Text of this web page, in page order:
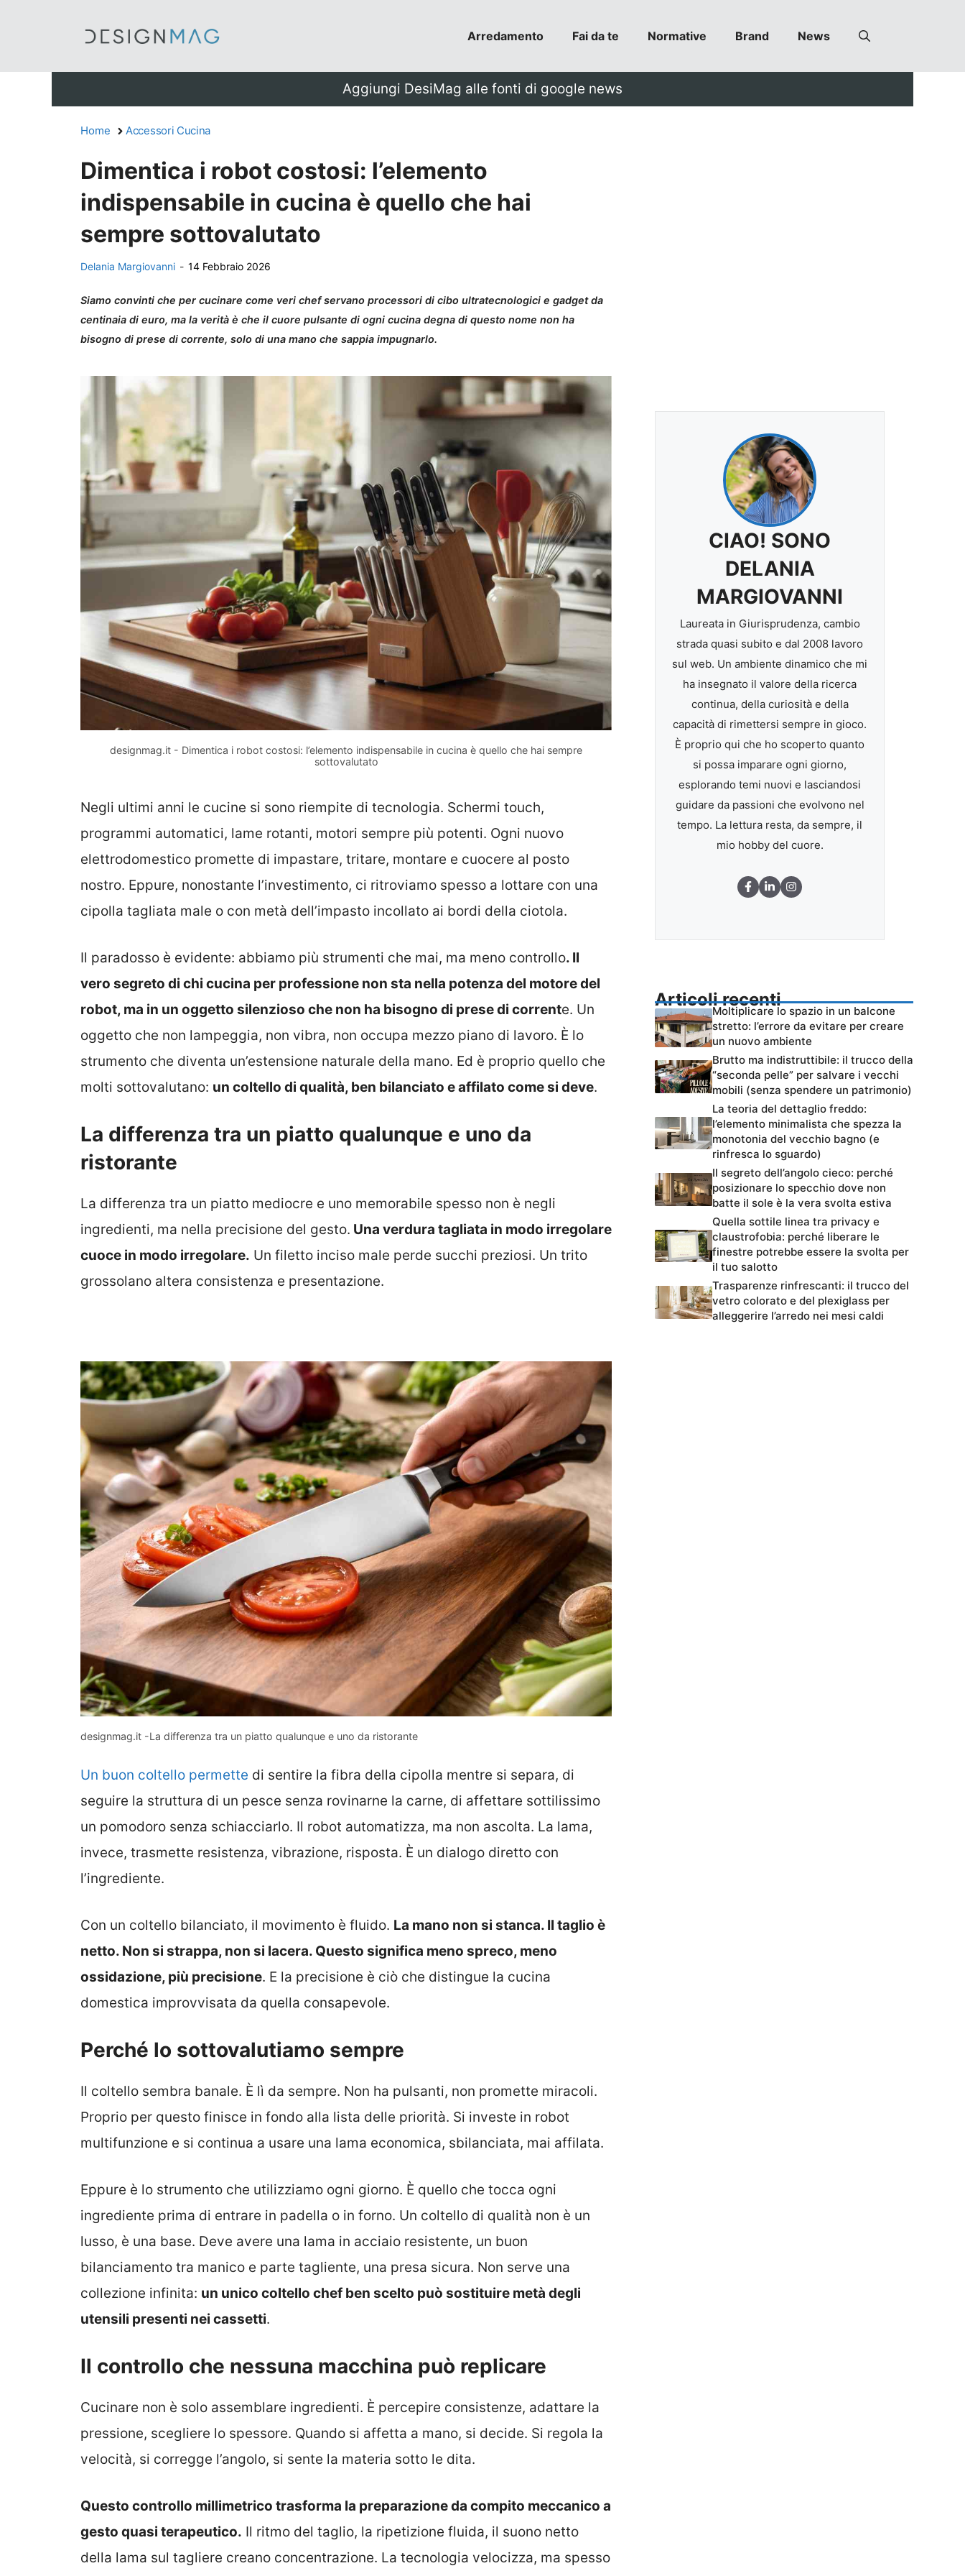
Arredamento Fai da te Normative Brand News
Aggiungi DesiMag alle fonti di google news
Home Accessori Cucina
Dimentica i robot costosi: l’elemento
indispensabile in cucina è quello che hai
sempre sottovalutato
Delania Margiovanni - 14 Febbraio 2026
Siamo convinti che per cucinare come veri chef servano processori di cibo ultratecnologici e gadget da
centinaia di euro, ma la verità è che il cuore pulsante di ogni cucina degna di questo nome non ha
bisogno di prese di corrente, solo di una mano che sappia impugnarlo.
designmag.it - Dimentica i robot costosi: l’elemento indispensabile in cucina è quello che hai sempre
sottovalutato
Negli ultimi anni le cucine si sono riempite di tecnologia. Schermi touch,
programmi automatici, lame rotanti, motori sempre più potenti. Ogni nuovo
elettrodomestico promette di impastare, tritare, montare e cuocere al posto
nostro. Eppure, nonostante l’investimento, ci ritroviamo spesso a lottare con una
cipolla tagliata male o con metà dell’impasto incollato ai bordi della ciotola.
Il paradosso è evidente: abbiamo più strumenti che mai, ma meno controllo. Il
vero segreto di chi cucina per professione non sta nella potenza del motore del
robot, ma in un oggetto silenzioso che non ha bisogno di prese di corrente. Un
oggetto che non lampeggia, non vibra, non occupa mezzo piano di lavoro. È lo
strumento che diventa un’estensione naturale della mano. Ed è proprio quello che
molti sottovalutano: un coltello di qualità, ben bilanciato e affilato come si deve.
La differenza tra un piatto qualunque e uno da
ristorante
La differenza tra un piatto mediocre e uno memorabile spesso non è negli
ingredienti, ma nella precisione del gesto. Una verdura tagliata in modo irregolare
cuoce in modo irregolare. Un filetto inciso male perde succhi preziosi. Un trito
grossolano altera consistenza e presentazione.
designmag.it -La differenza tra un piatto qualunque e uno da ristorante
Un buon coltello permette di sentire la fibra della cipolla mentre si separa, di
seguire la struttura di un pesce senza rovinarne la carne, di affettare sottilissimo
un pomodoro senza schiacciarlo. Il robot automatizza, ma non ascolta. La lama,
invece, trasmette resistenza, vibrazione, risposta. È un dialogo diretto con
l’ingrediente.
Con un coltello bilanciato, il movimento è fluido. La mano non si stanca. Il taglio è
netto. Non si strappa, non si lacera. Questo significa meno spreco, meno
ossidazione, più precisione. E la precisione è ciò che distingue la cucina
domestica improvvisata da quella consapevole.
Perché lo sottovalutiamo sempre
Il coltello sembra banale. È lì da sempre. Non ha pulsanti, non promette miracoli.
Proprio per questo finisce in fondo alla lista delle priorità. Si investe in robot
multifunzione e si continua a usare una lama economica, sbilanciata, mai affilata.
Eppure è lo strumento che utilizziamo ogni giorno. È quello che tocca ogni
ingrediente prima di entrare in padella o in forno. Un coltello di qualità non è un
lusso, è una base. Deve avere una lama in acciaio resistente, un buon
bilanciamento tra manico e parte tagliente, una presa sicura. Non serve una
collezione infinita: un unico coltello chef ben scelto può sostituire metà degli
utensili presenti nei cassetti.
Il controllo che nessuna macchina può replicare
Cucinare non è solo assemblare ingredienti. È percepire consistenze, adattare la
pressione, scegliere lo spessore. Quando si affetta a mano, si decide. Si regola la
velocità, si corregge l’angolo, si sente la materia sotto le dita.
Questo controllo millimetrico trasforma la preparazione da compito meccanico a
gesto quasi terapeutico. Il ritmo del taglio, la ripetizione fluida, il suono netto
della lama sul tagliere creano concentrazione. La tecnologia velocizza, ma spesso
CIAO! SONO
DELANIA
MARGIOVANNI
Laureata in Giurisprudenza, cambio
strada quasi subito e dal 2008 lavoro
sul web. Un ambiente dinamico che mi
ha insegnato il valore della ricerca
continua, della curiosità e della
capacità di rimettersi sempre in gioco.
È proprio qui che ho scoperto quanto
si possa imparare ogni giorno,
esplorando temi nuovi e lasciandosi
guidare da passioni che evolvono nel
tempo. La lettura resta, da sempre, il
mio hobby del cuore.
Articoli recenti
Moltiplicare lo spazio in un balcone
stretto: l’errore da evitare per creare
un nuovo ambiente
Brutto ma indistruttibile: il trucco della
“seconda pelle” per salvare i vecchi
mobili (senza spendere un patrimonio)
La teoria del dettaglio freddo:
l’elemento minimalista che spezza la
monotonia del vecchio bagno (e
rinfresca lo sguardo)
Il segreto dell’angolo cieco: perché
posizionare lo specchio dove non
batte il sole è la vera svolta estiva
Quella sottile linea tra privacy e
claustrofobia: perché liberare le
finestre potrebbe essere la svolta per
il tuo salotto
Trasparenze rinfrescanti: il trucco del
vetro colorato e del plexiglass per
alleggerire l’arredo nei mesi caldi